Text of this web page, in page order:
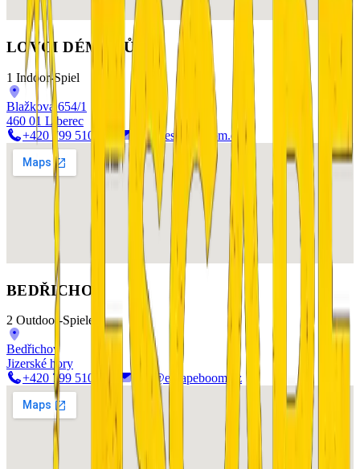
LOVCI DÉMONŮ
1 Indoor-Spiel
Blažkova 654/1
460 01 Liberec
+420 799 510 277
info@escapeboom.cz
BEDŘICHOV
2 Outdoor-Spiele
Bedřichov
Jizerské hory
+420 799 510 277
info@escapeboom.cz